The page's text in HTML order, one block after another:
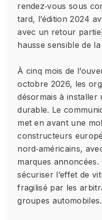
rendez‑vous sous
tard, l’édition 2024
avec un retour
hausse sensible de
À cinq mois de
octobre 2026, les
désormais à installer
durable. Le
met en avant une
constructeurs
nord‑américains,
marques
sécuriser l’effet de
fragilisé par les
groupes automobiles.